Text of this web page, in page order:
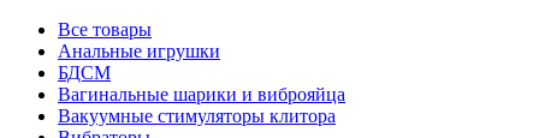
Все товары
Анальные игрушки
БДСМ
Вагинальные шарики и виброяйца
Вакуумные стимуляторы клитора